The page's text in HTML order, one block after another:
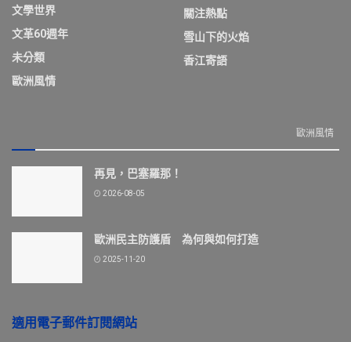
文學世界
文革60週年
未分類
歐洲風情
關注熱點
雪山下的火焰
香江寄語
歐洲風情
再見，巴塞羅那！
2026-08-05
歐洲民主防護盾 為何與如何打造
2025-11-20
適用電子郵件訂閱網站